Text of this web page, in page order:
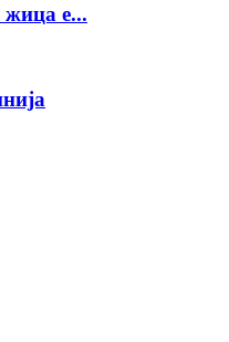
жица е...